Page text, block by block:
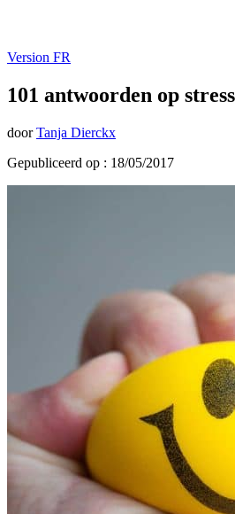
Version FR
101 antwoorden op
door Tanja Dierckx
Gepubliceerd op : 18/05/2017